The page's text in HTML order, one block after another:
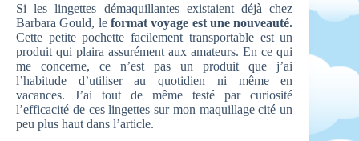
Si les lingettes démaquillantes existaient déjà chez
Barbara Gould, le format voyage est une nouveauté.
Cette petite pochette facilement transportable est un
produit qui plaira assurément aux amateurs. En ce qui
me concerne, ce n’est pas un produit que j’ai
l’habitude d’utiliser au quotidien ni même en
vacances. J’ai tout de même testé par curiosité
l’efficacité de ces lingettes sur mon maquillage cité un
peu plus haut dans l’article.